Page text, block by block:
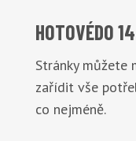
HOTOVÉDO
Stránky
zařídit vše
co nejméně.